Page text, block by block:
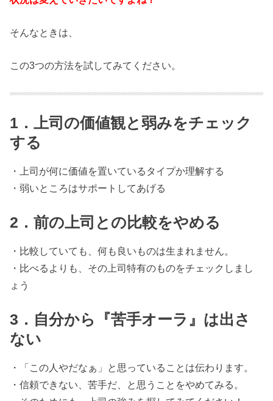
そんなときは、
この3つの方法を試してみてください。
1．上司の価値観と弱みをチェック
する
・上司が何に価値を置いているタイプか理解する
・弱いところはサポートしてあげる
2．前の上司との比較をやめる
・比較していても、何も良いものは生まれません。
・比べるよりも、その上司特有のものをチェックしまし
ょう
3．自分から『苦手オーラ』は出さ
ない
・「この人やだなぁ」と思っていることは伝わります。
・信頼できない、苦手だ、と思うことをやめてみる。